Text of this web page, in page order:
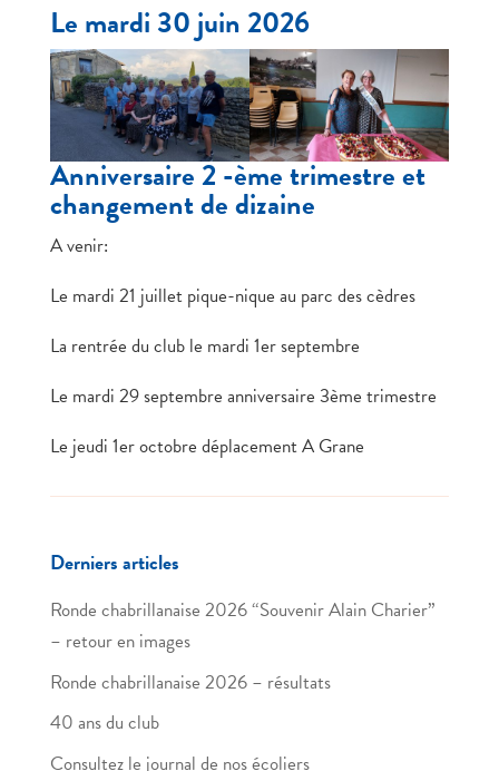
Le mardi 30 juin 2026
Anniversaire 2 -ème trimestre et
changement de dizaine
A venir:
Le mardi 21 juillet pique-nique au parc des cèdres
La rentrée du club le mardi 1er septembre
Le mardi 29 septembre anniversaire 3ème trimestre
Le jeudi 1er octobre déplacement A Grane
Derniers articles
Ronde chabrillanaise 2026 “Souvenir Alain Charier”
– retour en images
Ronde chabrillanaise 2026 – résultats
40 ans du club
Consultez le journal de nos écoliers